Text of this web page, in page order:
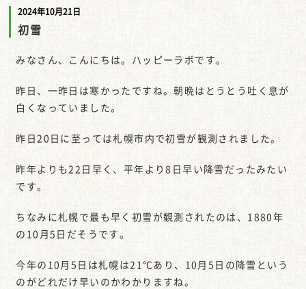
2024年10月21日
初雪
みなさん、こんにちは。ハッピーラボです。
昨日、一昨日は寒かったですね。朝晩はとうとう吐く息が
白くなっていました。
昨日20日に至っては札幌市内で初雪が観測されました。
昨年よりも22日早く、平年より8日早い降雪だったみたい
です。
ちなみに札幌で最も早く初雪が観測されたのは、1880年
の10月5日だそうです。
今年の10月5日は札幌は21℃あり、10月5日の降雪という
のがどれだけ早いのかわかりますね。